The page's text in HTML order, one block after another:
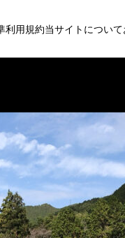
利用規約当サイトについて